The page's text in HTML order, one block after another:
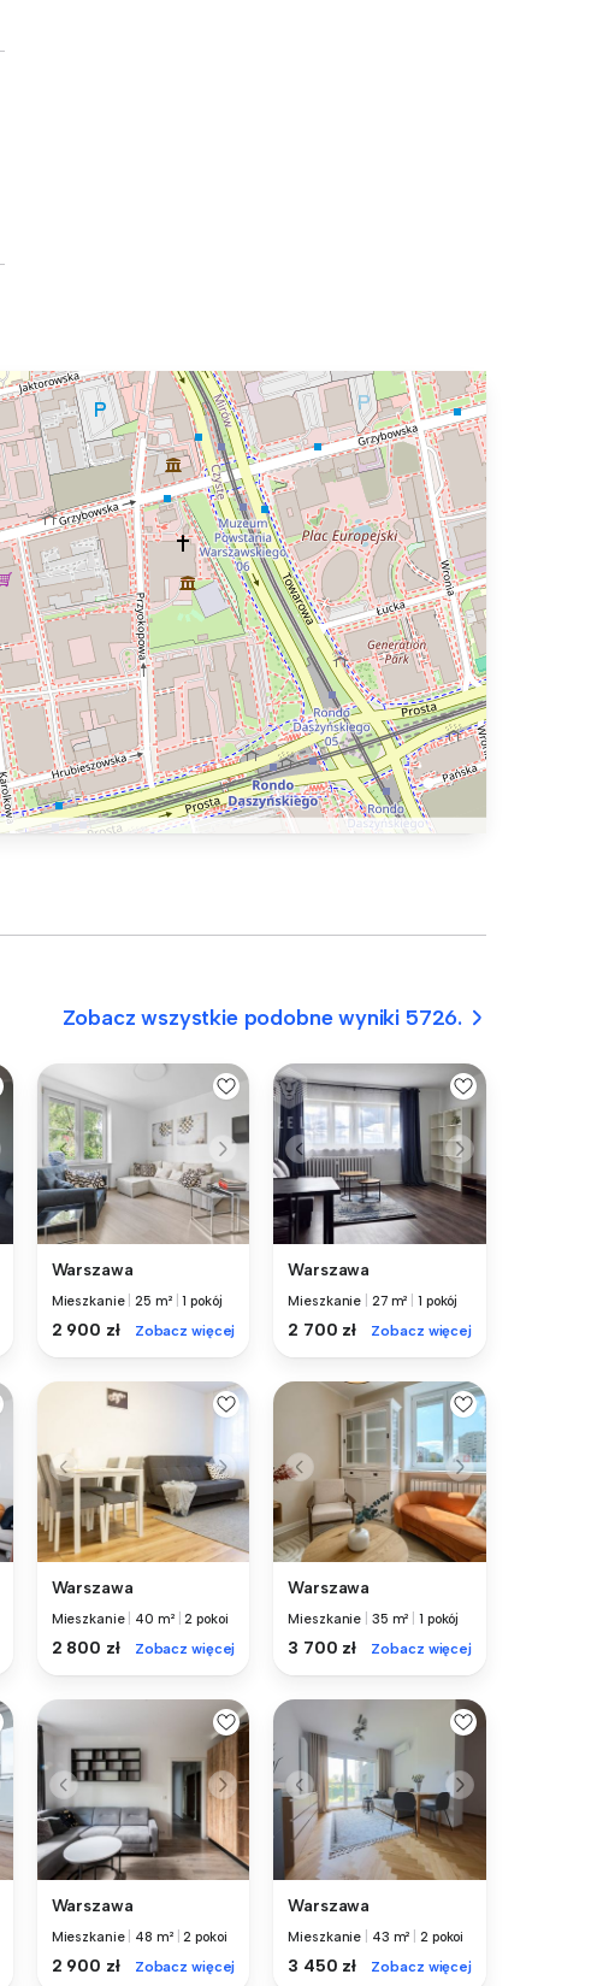
Zobacz wszystkie podobne wyniki 5726.
Warszawa
Mieszkanie |25 m² |1 pokój
2 900 zł Zobacz więcej
Warszawa
Mieszkanie 27 m² 1 pokój
2 700 zł Zobacz więcej
Warszawa
Mieszkanie 40 m² |2 pokoi
2 800 zł Zobacz więcej
Warszawa
Mieszkanie 35 m² 1 pokój
3 700 zł Zobacz więcej
Warszawa
Mieszkanie 48 m² |2 pokoi
2 900 zł Zobacz więcej
Warszawa
Mieszkanie 43 m² 2 pokoi
3 450 zł Zobacz więcej